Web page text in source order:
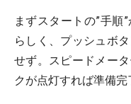
まずスタートの”手順
らしく、プッシュボ
せず。スピードメー
クが点灯すれば準備完